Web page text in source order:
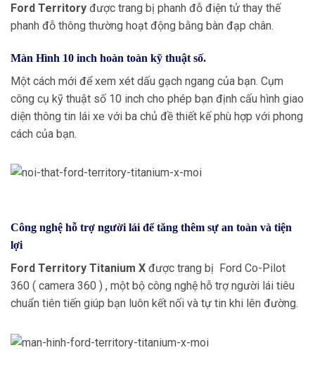
Ford Territory được trang bị phanh đỗ điện tử thay thế
phanh đỗ thông thường hoạt động bằng bàn đạp chân.
Màn Hình 10 inch hoàn toàn kỹ thuật số.
Một cách mới để xem xét dấu gạch ngang của bạn. Cụm
công cụ kỹ thuật số 10 inch cho phép bạn định cấu hình giao
diện thông tin lái xe với ba chủ đề thiết kế phù hợp với phong
cách của bạn.
Công nghệ hỗ trợ người lái để tăng thêm sự an toàn và tiện
lợi
Ford Territory Titanium X được trang bị Ford Co-Pilot
360 ( camera 360 ) , một bộ công nghệ hỗ trợ người lái tiêu
chuẩn tiên tiến giúp bạn luôn kết nối và tự tin khi lên đường.